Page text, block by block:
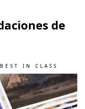
de
BEST IN CLASS